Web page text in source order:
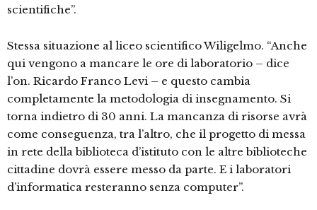
scientifiche”.
Stessa situazione al liceo scientifico Wiligelmo. “Anche
qui vengono a mancare le ore di laboratorio – dice
l’on. Ricardo Franco Levi – e questo cambia
completamente la metodologia di insegnamento. Si
torna indietro di 30 anni. La mancanza di risorse avrà
come conseguenza, tra l’altro, che il progetto di messa
in rete della biblioteca d’istituto con le altre biblioteche
cittadine dovrà essere messo da parte. E i laboratori
d’informatica resteranno senza computer”.